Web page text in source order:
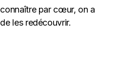
par cœur, on a
les redécouvrir.